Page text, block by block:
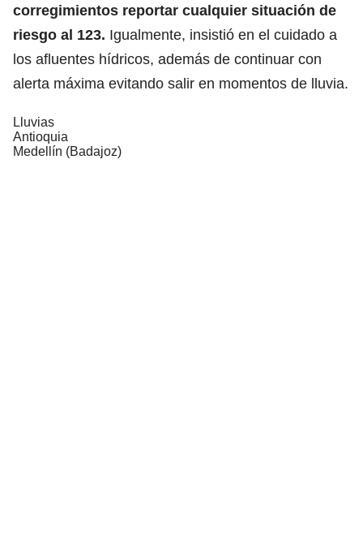
corregimientos reportar cualquier situación de
riesgo al 123. Igualmente, insistió en el cuidado a
los afluentes hídricos, además de continuar con
alerta máxima evitando salir en momentos de lluvia.
Lluvias
Antioquia
Medellín (Badajoz)